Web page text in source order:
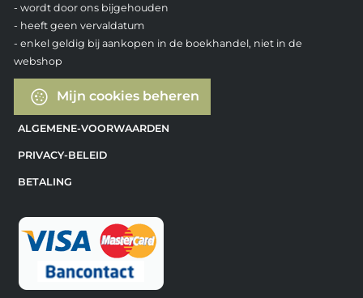
- wordt door ons bijgehouden
- heeft geen vervaldatum
- enkel geldig bij aankopen in de boekhandel, niet in de
webshop
Mijn cookies beheren
ALGEMENE-VOORWAARDEN
PRIVACY-BELEID
BETALING